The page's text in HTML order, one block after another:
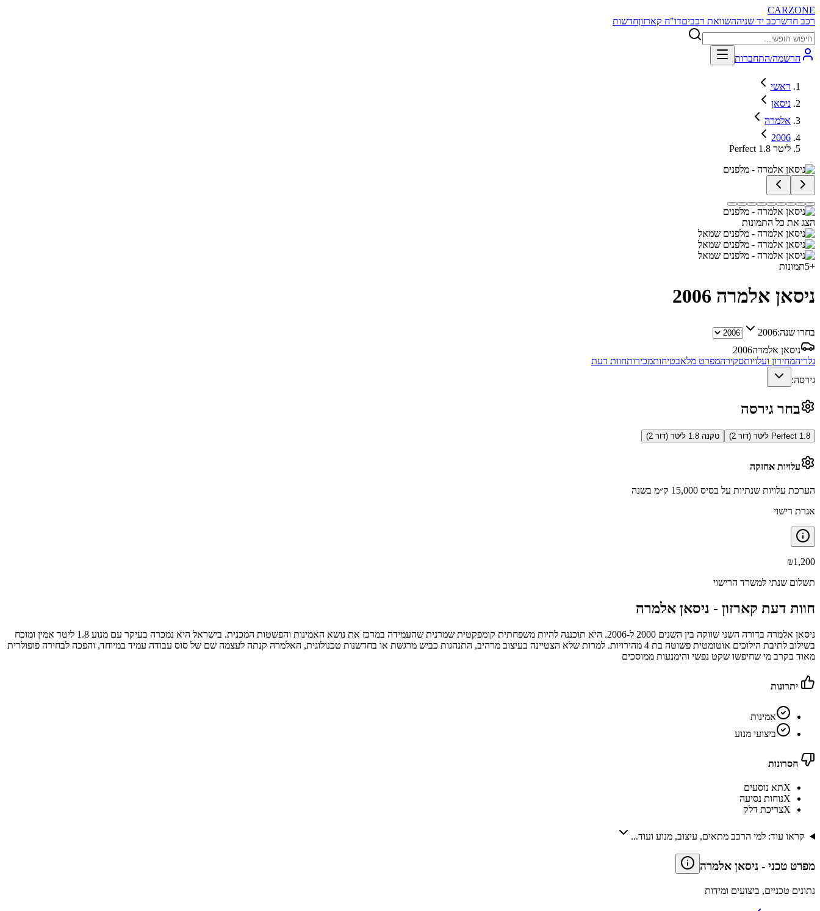
CARZONE
רכב חדשרכב יד שניההשוואת רכביםדו"ח קארזוןחדשות
הרשמה/התחברות
ראשי
ניסאן
אלמרה
2006
Perfect 1.8 ליטר
הצג את כל התמונות
+
5תמונות
ניסאן אלמרה 2006
בחרו שנה:2006
ניסאן אלמרה2006
גלריהמחירון ועלויותסקירהמפרט מלאבטיחותמכירותחוות דעת
גירסה:
בחר גירסה
Perfect 1.8 ליטר (דור 2) טקנה 1.8 ליטר (דור 2)
עלויות אחזקה
הערכת עלויות שנתיות על בסיס 15,000 ק״מ בשנה
אגרת רישוי
₪1,200
תשלום שנתי למשרד הרישוי
חוות דעת קארזון - ניסאן אלמרה
ניסאן אלמרה בדורה השני שווקה בין השנים 2000 ל-2006. היא תוכננה להיות משפחתית קומפקטית שמרנית שהעמידה במרכז את נושא האמינות והפשטות המכנית. בישראל היא נמכרה בעיקר עם מנוע 1.8 ליטר אמין ומוכח
בשילוב לתיבת הילוכים אוטומטית פשוטה בת 4 מהירויות. למרות שלא הצטיינה בעיצוב מרהיב, התנהגות כביש מרגשת או בחדשנות טכנולוגית, האלמרה קנתה לעצמה שם של סוס עבודה עמיד במיוחד, והפכה לבחירה פופולרית
מאוד בקרב מי שחיפשו שקט נפשי והימנעות ממוסכים
יתרונות
אמינות
ביצועי מנוע
חסרונות
Xתא נוסעים
Xנוחות נסיעה
Xצריכת דלק
קראו עוד: למי הרכב מתאים, עיצוב, מנוע ועוד...
מפרט טכני - ניסאן אלמרה
נתונים טכניים, ביצועים ומידות